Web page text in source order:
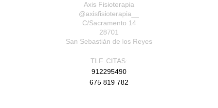
Axis Fisioterapia
@axisfisioterapia__
C/Sacramento 14
28701
San Sebastián de los Reyes
TLF. CITAS:
912295490
675 819 782